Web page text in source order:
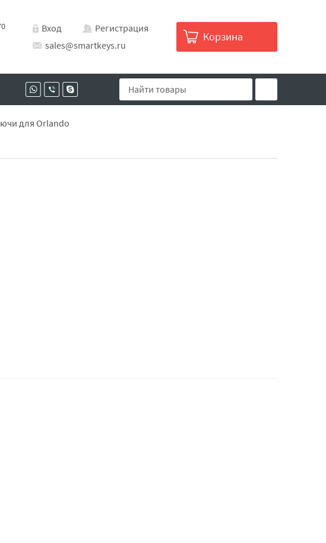
Вход
Регистрация
sales@smartkeys.ru
Корзина
для Orlando